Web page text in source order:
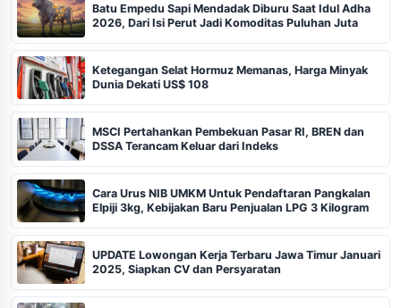
Batu Empedu Sapi Mendadak Diburu Saat Idul Adha
2026, Dari Isi Perut Jadi Komoditas Puluhan Juta
Ketegangan Selat Hormuz Memanas, Harga Minyak
Dunia Dekati US$ 108
MSCI Pertahankan Pembekuan Pasar RI, BREN dan
DSSA Terancam Keluar dari Indeks
Cara Urus NIB UMKM Untuk Pendaftaran Pangkalan
Elpiji 3kg, Kebijakan Baru Penjualan LPG 3 Kilogram
UPDATE Lowongan Kerja Terbaru Jawa Timur Januari
2025, Siapkan CV dan Persyaratan